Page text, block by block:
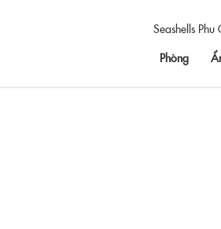
Seashells
Phòng